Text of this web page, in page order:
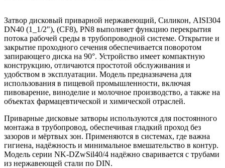
Затвор дисковый приварной нержавеющий, Силикон, AISI304
DN40 (1_1/2"), (CF8), PN8 выполняет функцию перекрытия
потока рабочей среды в трубопроводной системе. Открытие и
закрытие проходного сечения обеспечивается поворотом
запирающего диска на 90°. Устройство имеет компактную
конструкцию, отличаются простотой обслуживания и
удобством в эксплуатации. Модель предназначена для
использования в пищевой промышленности, включая
пивоварение, виноделие и молочное производство, а также на
объектах фармацевтической и химической отраслей.
Приварные дисковые затворы используются для постоянного
монтажа в трубопровод, обеспечивая гладкий проход без
зазоров и мёртвых зон. Применяются в системах, где важна
гигиена, надёжность и минимальное вмешательство в контур.
Модель серии NK-DZwSil40/4 надёжно сваривается с трубами
из нержавеющей стали по DIN.